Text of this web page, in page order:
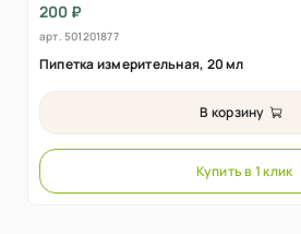
200 ₽
арт. 501201877
Пипетка измерительная, 20 мл
В корзину
Купить в 1 клик